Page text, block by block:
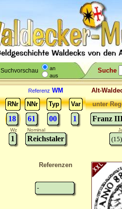
Suchvorschau
an
aus
Suche
Referenz WM
Alt-
RNr
NNr Typ Var
18 61 00 1
unter
Franz
Wz Nominal
1 Reichstaler
Referenzen
-